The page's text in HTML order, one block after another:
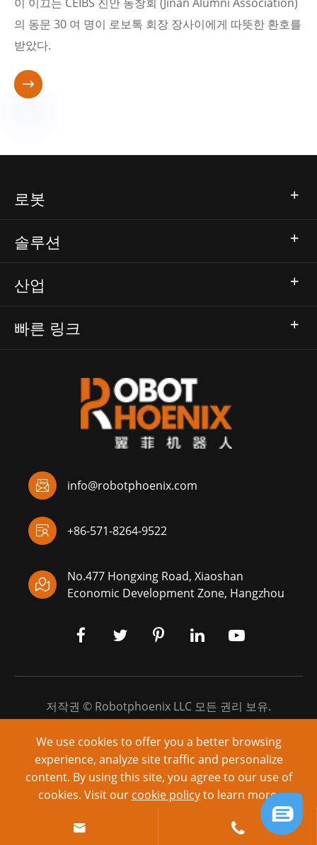
의 동문 30 여 명이 로보톡 회장 장사이에게 따뜻한 환호를
받았다.

로봇
솔루션
산업
빠른 링크
info@robotphoenix.com

+86-571-8264-9522


No.477 Hongxing Road, Xiaoshan
Economic Development Zone, Hangzhou
저작권 © Robotphoenix LLC 모든 권리 보유.
시테 맵
개인 정보 보호 정책
에 의해 구동: yinqingli.com
 
We use cookies to offer you a better browsing
experience, analyze site traffic and personalize
content. By using this site, you agree to our use of
cookies. Visit our cookie policyto learn more.